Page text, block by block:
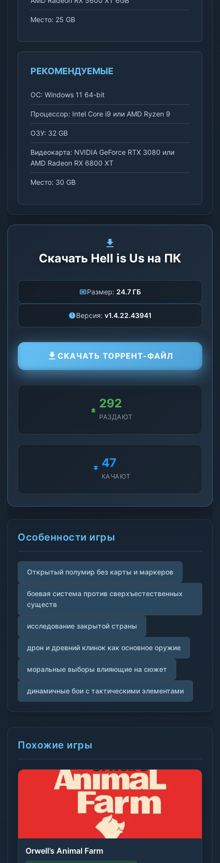
Место: 25 GB
РЕКОМЕНДУЕМЫЕ
ОС: Windows 11 64-bit
Процессор: Intel Core i9 или AMD Ryzen 9
ОЗУ: 32 GB
Видеокарта: NVIDIA GeForce RTX 3080 или
AMD Radeon RX 6800 XT
Место: 30 GB
Скачать Hell is Us на ПК
Размер: 24.7 ГБ
Версия: v1.4.22.43941
СКАЧАТЬ ТОРРЕНТ-ФАЙЛ
292
РАЗДАЮТ
47
КАЧАЮТ
Особенности игры
Открытый полумир без карты и маркеров
боевая система против сверхъестественных
существ
исследование закрытой страны
дрон и древний клинок как основное оружие
моральные выборы влияющие на сюжет
динамичные бои с тактическими элементами
Похожие игры
Orwell’s Animal Farm